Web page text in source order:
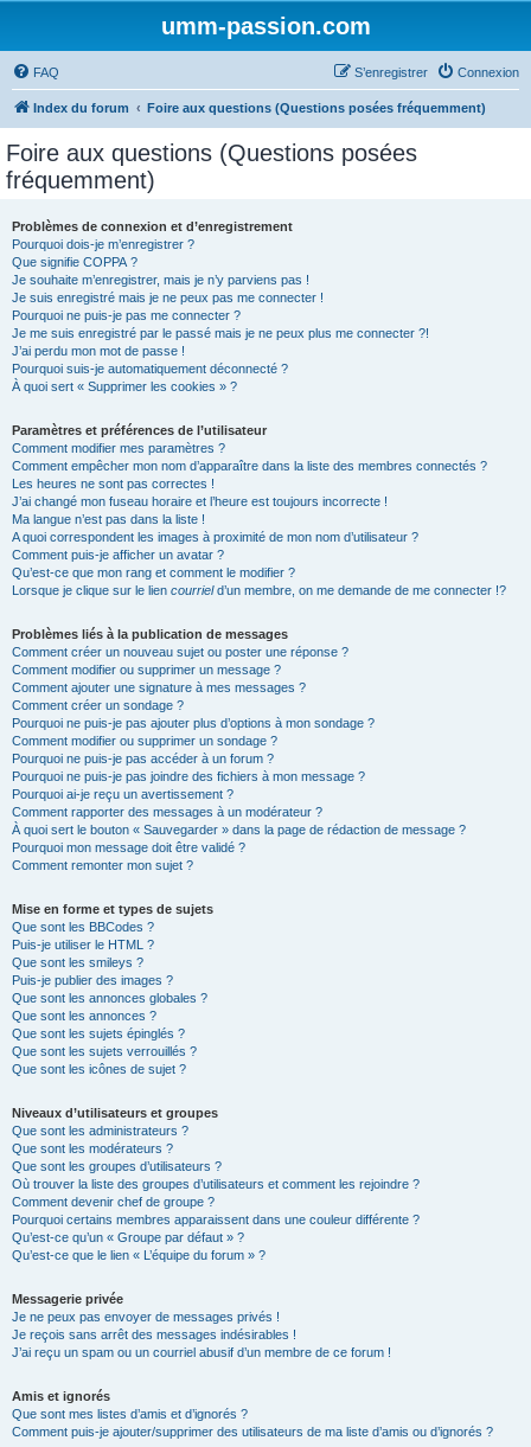
umm-passion.com
FAQ Connexion
S’enregistrer
Index du forum Foire aux questions (Questions posées fréquemment)
Foire aux questions (Questions posées
fréquemment)
Problèmes de connexion et d’enregistrement
Pourquoi dois-je m’enregistrer ?
Que signifie COPPA ?
Je souhaite m’enregistrer, mais je n’y parviens pas !
Je suis enregistré mais je ne peux pas me connecter !
Pourquoi ne puis-je pas me connecter ?
Je me suis enregistré par le passé mais je ne peux plus me connecter ?!
J’ai perdu mon mot de passe !
Pourquoi suis-je automatiquement déconnecté ?
À quoi sert « Supprimer les cookies » ?
Paramètres et préférences de l’utilisateur
Comment modifier mes paramètres ?
Comment empêcher mon nom d’apparaître dans la liste des membres connectés ?
Les heures ne sont pas correctes !
J’ai changé mon fuseau horaire et l’heure est toujours incorrecte !
Ma langue n’est pas dans la liste !
A quoi correspondent les images à proximité de mon nom d’utilisateur ?
Comment puis-je afficher un avatar ?
Qu’est-ce que mon rang et comment le modifier ?
Lorsque je clique sur le lien courrield’un membre, on me demande de me connecter !?
Problèmes liés à la publication de messages
Comment créer un nouveau sujet ou poster une réponse ?
Comment modifier ou supprimer un message ?
Comment ajouter une signature à mes messages ?
Comment créer un sondage ?
Pourquoi ne puis-je pas ajouter plus d’options à mon sondage ?
Comment modifier ou supprimer un sondage ?
Pourquoi ne puis-je pas accéder à un forum ?
Pourquoi ne puis-je pas joindre des fichiers à mon message ?
Pourquoi ai-je reçu un avertissement ?
Comment rapporter des messages à un modérateur ?
À quoi sert le bouton « Sauvegarder » dans la page de rédaction de message ?
Pourquoi mon message doit être validé ?
Comment remonter mon sujet ?
Mise en forme et types de sujets
Que sont les BBCodes ?
Puis-je utiliser le HTML ?
Que sont les smileys ?
Puis-je publier des images ?
Que sont les annonces globales ?
Que sont les annonces ?
Que sont les sujets épinglés ?
Que sont les sujets verrouillés ?
Que sont les icônes de sujet ?
Niveaux d’utilisateurs et groupes
Que sont les administrateurs ?
Que sont les modérateurs ?
Que sont les groupes d’utilisateurs ?
Où trouver la liste des groupes d’utilisateurs et comment les rejoindre ?
Comment devenir chef de groupe ?
Pourquoi certains membres apparaissent dans une couleur différente ?
Qu’est-ce qu’un « Groupe par défaut » ?
Qu’est-ce que le lien « L’équipe du forum » ?
Messagerie privée
Je ne peux pas envoyer de messages privés !
Je reçois sans arrêt des messages indésirables !
J’ai reçu un spam ou un courriel abusif d’un membre de ce forum !
Amis et ignorés
Que sont mes listes d’amis et d’ignorés ?
Comment puis-je ajouter/supprimer des utilisateurs de ma liste d’amis ou d’ignorés ?